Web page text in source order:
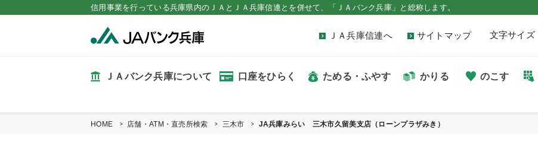
信用事業を行っている兵庫県内のＪＡとＪＡ兵庫信連とを併せて、「ＪＡバンク兵庫」と総称します。
ＪＡ兵庫信連へ サイトマップ 文字サイズ
ＪＡバンク兵庫について 口座をひらく ためる・ふやす かりる のこす
HOME 店舗・ATM・直売所検索 三木市 JA兵庫みらい 三木市久留美支店（ローンプラザみき）